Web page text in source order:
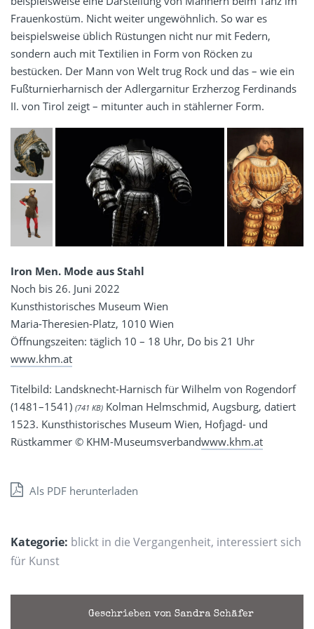
Frauenkostüm. Nicht weiter ungewöhnlich. So war es
beispielsweise üblich Rüstungen nicht nur mit Federn,
sondern auch mit Textilien in Form von Röcken zu
bestücken. Der Mann von Welt trug Rock und das – wie ein
Fußturnierharnisch der Adlergarnitur Erzherzog Ferdinands
II. von Tirol zeigt – mitunter auch in stählerner Form.
Iron Men. Mode aus Stahl
Noch bis 26. Juni 2022
Kunsthistorisches Museum Wien
Maria-Theresien-Platz, 1010 Wien
Öffnungszeiten: täglich 10 – 18 Uhr, Do bis 21 Uhr
www.khm.at
Titelbild: Landsknecht-Harnisch für Wilhelm von Rogendorf
(1481–1541) (741 KB) Kolman Helmschmid, Augsburg, datiert
1523. Kunsthistorisches Museum Wien, Hofjagd- und
Rüstkammer © KHM-Museumsverbandwww.khm.at
Als PDF herunterladen
Kategorie: blickt in die Vergangenheit, interessiert sich
für Kunst
Geschrieben von Sandra Schäfer